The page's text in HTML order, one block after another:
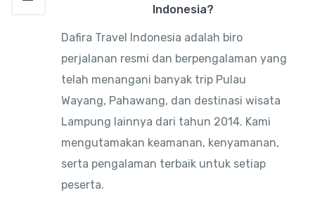
Indonesia?
Dafira Travel Indonesia adalah biro
perjalanan resmi dan berpengalaman yang
telah menangani banyak trip Pulau
Wayang, Pahawang, dan destinasi wisata
Lampung lainnya dari tahun 2014. Kami
mengutamakan keamanan, kenyamanan,
serta pengalaman terbaik untuk setiap
peserta.